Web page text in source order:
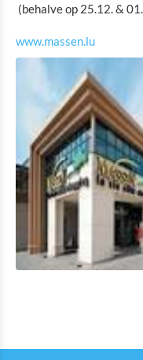
Indoor aktiviteiten
Eat & Sleep
Agenda
Nieuws
(behalve op 25.12. &
www.massen.lu